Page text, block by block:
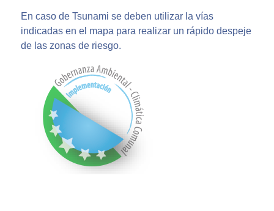
En caso de Tsunami se deben utilizar la vías
indicadas en el mapa para realizar un rápido despeje
de las zonas de riesgo.